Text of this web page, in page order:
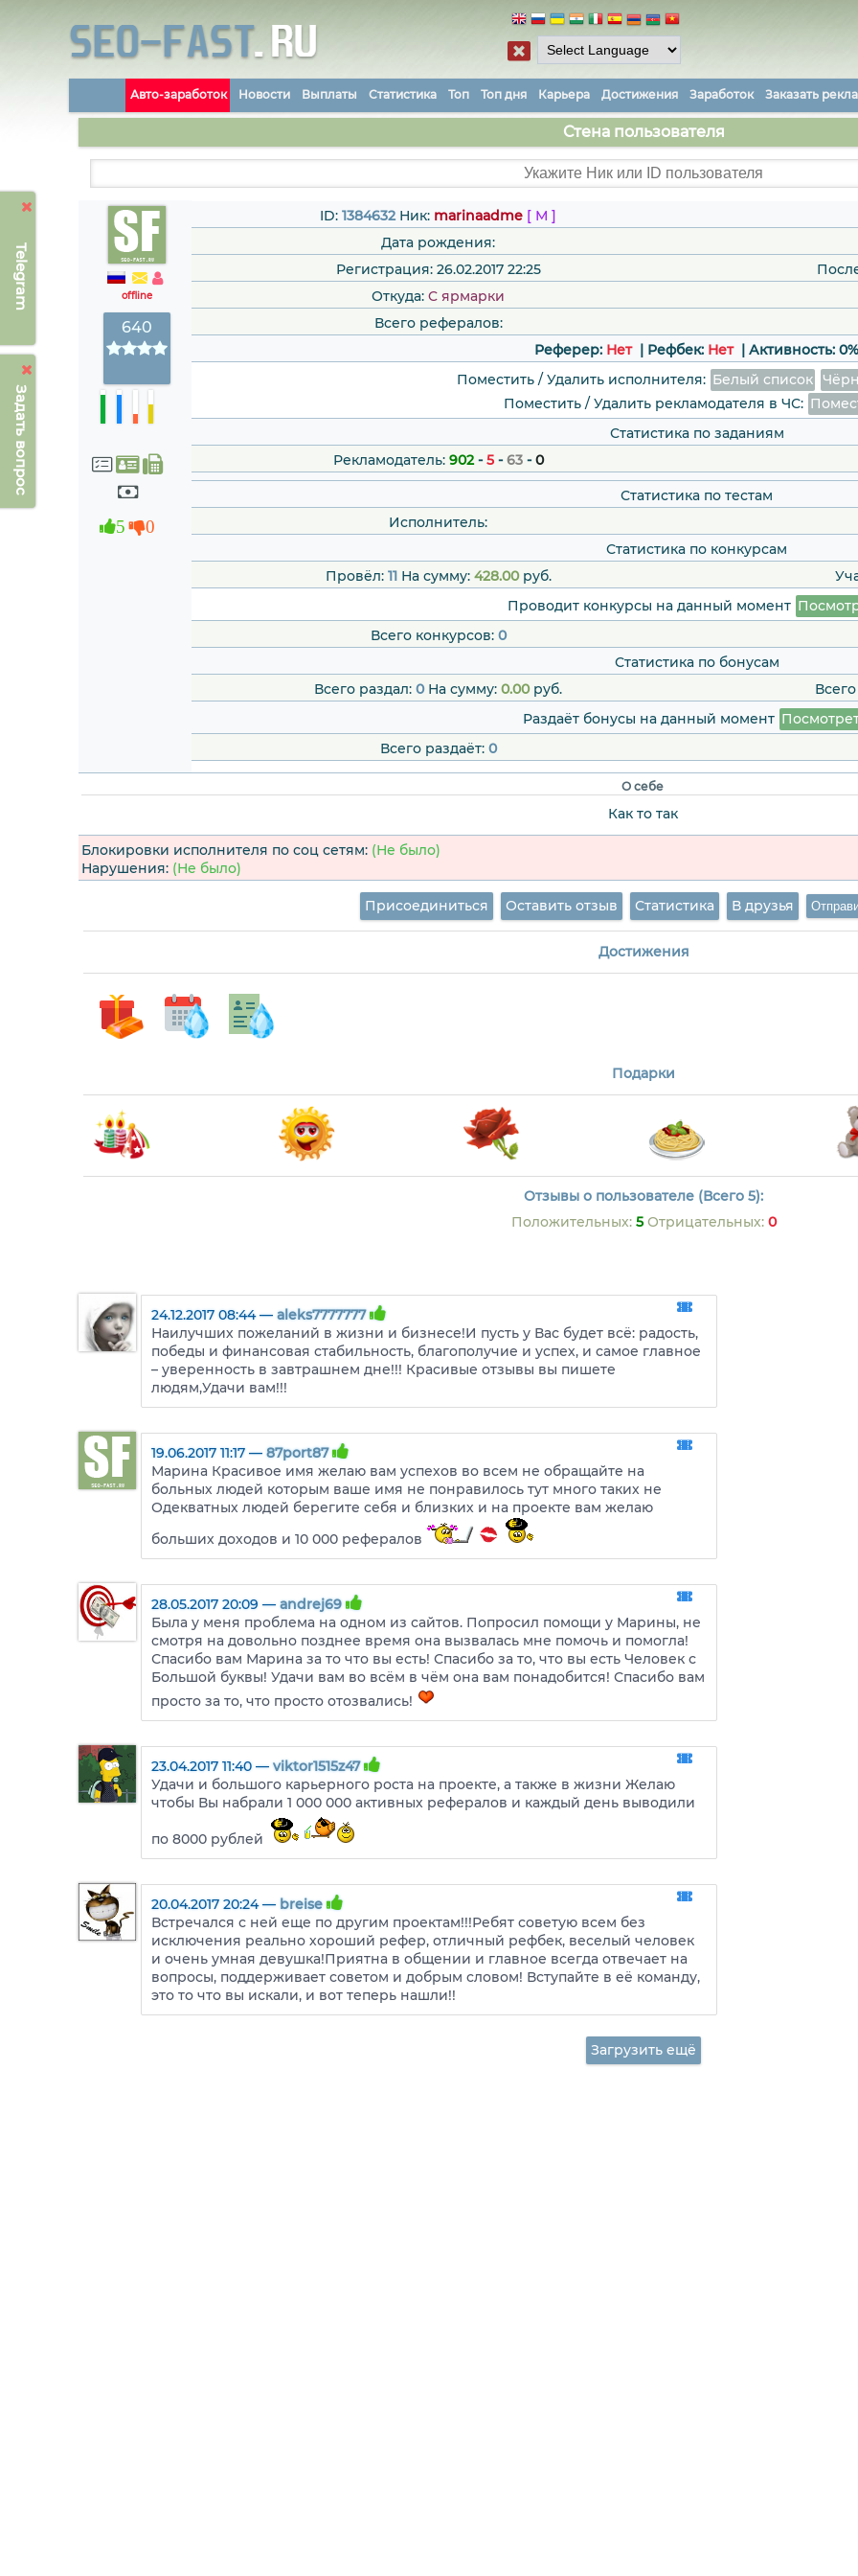
Telegram
Задать вопрос
Авто-заработок Новости Выплаты Статистика Топ Топ дня Карьера Достижения Заработок Заказать
Стена пользователя
offline
640
5 0
ID: 1384632 Ник: marinaadme [ М ]
Дата рождения:
Регистрация: 26.02.2017 22:25
Откуда: C ярмарки
Всего рефералов:
Реферер: Нет| Рефбек: Нет| Активность: 0%
Поместить / Удалить исполнителя: Белый список
Поместить / Удалить рекламодателя в ЧС:
Статистика по заданиям
Рекламодатель: 902-5-63-0
Статистика по тестам
Исполнитель:
Статистика по конкурсам
Провёл: 11 На сумму: 428.00руб.
Проводит конкурсы на данный момент
Всего конкурсов: 0
Статистика по бонусам
Всего раздал: 0На сумму: 0.00руб.
Раздаёт бонусы на данный момент
Всего раздаёт: 0
О себе
Как то так
Блокировки исполнителя по соц сетям: (Не было)
Нарушения: (Не было)
Присоединиться Оставить отзыв Статистика В друзья
Достижения
Подарки
Отзывы о пользователе (Всего 5):
Положительных: 5 Отрицательных: 0
24.12.2017 08:44 — aleks7777777
Наилучших пожеланий в жизни и бизнесе!И пусть у Вас будет всё: радость,
победы и финансовая стабильность, благополучие и успех, и самое главное
– уверенность в завтрашнем дне!!! Красивые отзывы вы пишете
людям,Удачи вам!!!
19.06.2017 11:17 — 87port87
Марина Красивое имя желаю вам успехов во всем не обращайте на
больных людей которым ваше имя не понравилось тут много таких не
Одекватных людей берегите себя и близких и на проекте вам желаю
больших доходов и 10 000 рефералов
28.05.2017 20:09 — andrej69
Была у меня проблема на одном из сайтов. Попросил помощи у Марины, не
смотря на довольно позднее время она вызвалась мне помочь и помогла!
Спасибо вам Марина за то что вы есть! Спасибо за то, что вы есть Человек с
Большой буквы! Удачи вам во всём в чём она вам понадобится! Спасибо вам
просто за то, что просто отозвались!
23.04.2017 11:40 — viktor1515z47
Удачи и большого карьерного роста на проекте, а также в жизни Желаю
чтобы Вы набрали 1 000 000 активных рефералов и каждый день выводили
по 8000 рублей
20.04.2017 20:24 — breise
Встречался с ней еще по другим проектам!!!Ребят советую всем без
исключения реально хороший рефер, отличный рефбек, веселый человек
и очень умная девушка!Приятна в общении и главное всегда отвечает на
вопросы, поддерживает советом и добрым словом! Вступайте в её команду,
это то что вы искали, и вот теперь нашли!!
Загрузить ещё